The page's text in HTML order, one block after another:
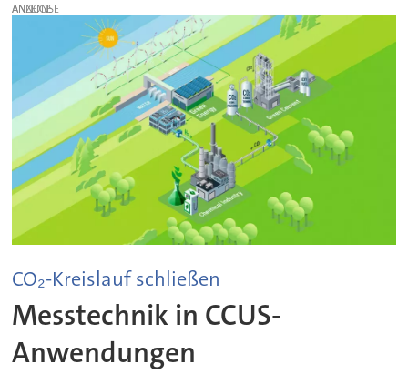
ANZEIGE
CO₂-Kreislauf schließen
Messtechnik in CCUS-
Anwendungen